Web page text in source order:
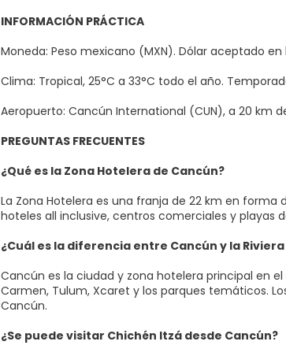
INFORMACIÓN PRÁCTICA
Moneda: Peso mexicano (MXN). Dólar aceptado
Clima: Tropical, 25°C a 33°C todo el año.
Aeropuerto: Cancún International (CUN), a 20 km
PREGUNTAS FRECUENTES
¿Qué es la Zona Hotelera de Cancún?
La Zona Hotelera es una franja de 22 km en
hoteles all inclusive, centros comerciales y playas
¿Cuál es la diferencia entre Cancún y la
Cancún es la ciudad y zona hotelera principal en
Carmen, Tulum, Xcaret y los parques temáticos.
Cancún.
¿Se puede visitar Chichén Itzá desde Cancún?